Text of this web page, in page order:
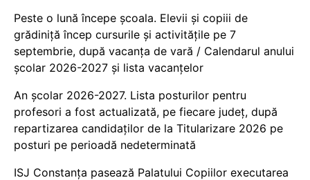
Peste o lună începe școala. Elevii și copiii de
grădiniță încep cursurile și activitățile pe 7
septembrie, după vacanța de vară / Calendarul anului
școlar 2026-2027 și lista vacanțelor
An școlar 2026-2027. Lista posturilor pentru
profesori a fost actualizată, pe fiecare județ, după
repartizarea candidaților de la Titularizare 2026 pe
posturi pe perioadă nedeterminată
ISJ Constanța pasează Palatului Copiilor executarea